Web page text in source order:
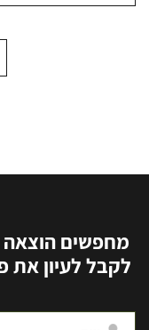
מחפשים
לקבל לעיון את